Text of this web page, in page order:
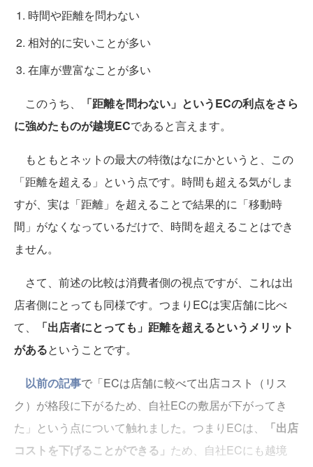
時間や距離を問わない
相対的に安いことが多い
在庫が豊富なことが多い
このうち、
「距離を問わない」というECの利点をさら
に強めたものが越境ECであると言えます。
もともとネットの最大の特徴はなにかというと、この
「距離を超える」という点です。時間も超える気がしま
すが、実は「距離」を超えることで結果的に「移動時
間」がなくなっているだけで、時間を超えることはでき
ません。
さて、前述の比較は消費者側の視点ですが、これは出
店者側にとっても同様です。つまりECは実店舗に比べ
て、
「出店者にとっても」距離を超えるというメリット
があるということです。
以前の記事で「ECは店舗に較べて出店コスト（リス
ク）が格段に下がるため、自社ECの敷居が下がってき
た」という点について触れました。つまりECは、
「出店
コストを下げることができる」 ため、自社ECにも越境